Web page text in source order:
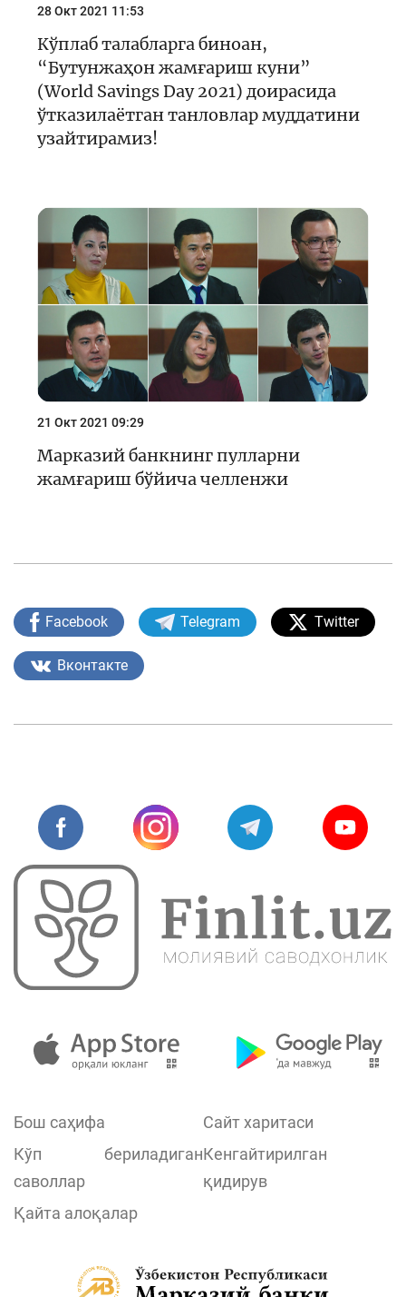
28 Окт 2021 11:53
Кўплаб талабларга биноан,
“Бутунжаҳон жамғариш куни”
(World Savings Day 2021) доирасида
ўтказилаётган танловлар муддатини
узайтирамиз!
21 Окт 2021 09:29
Марказий банкнинг пулларни
жамғариш бўйича челленжи
Facebook Telegram Twitter
Вконтакте
Бош саҳифа
Сайт харитаси
Кўп бериладиган
саволлар
Кенгайтирилган
қидирув
Қайта алоқалар